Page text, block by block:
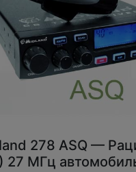
278 ASQ —
27 МГц